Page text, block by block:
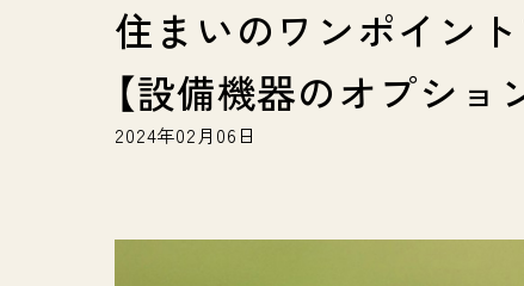
住まいのワンポイン
【設備機器のオプショ
2024年02月06日